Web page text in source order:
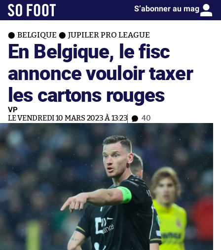
S’abonner au mag
BELGIQUE JUPILER PRO LEAGUE
En Belgique, le fisc
annonce vouloir taxer
les cartons rouges
VP
LE VENDREDI 10 MARS 2023 À 13:23 40